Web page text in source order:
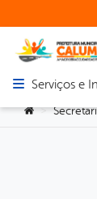
Abrir menu
Serviços e
Você está
>